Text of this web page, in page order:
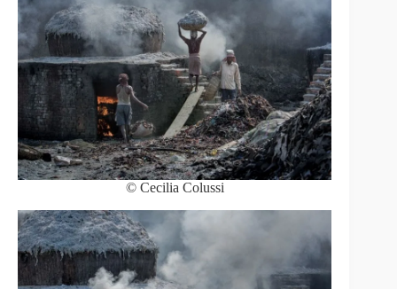
© Cecilia Colussi